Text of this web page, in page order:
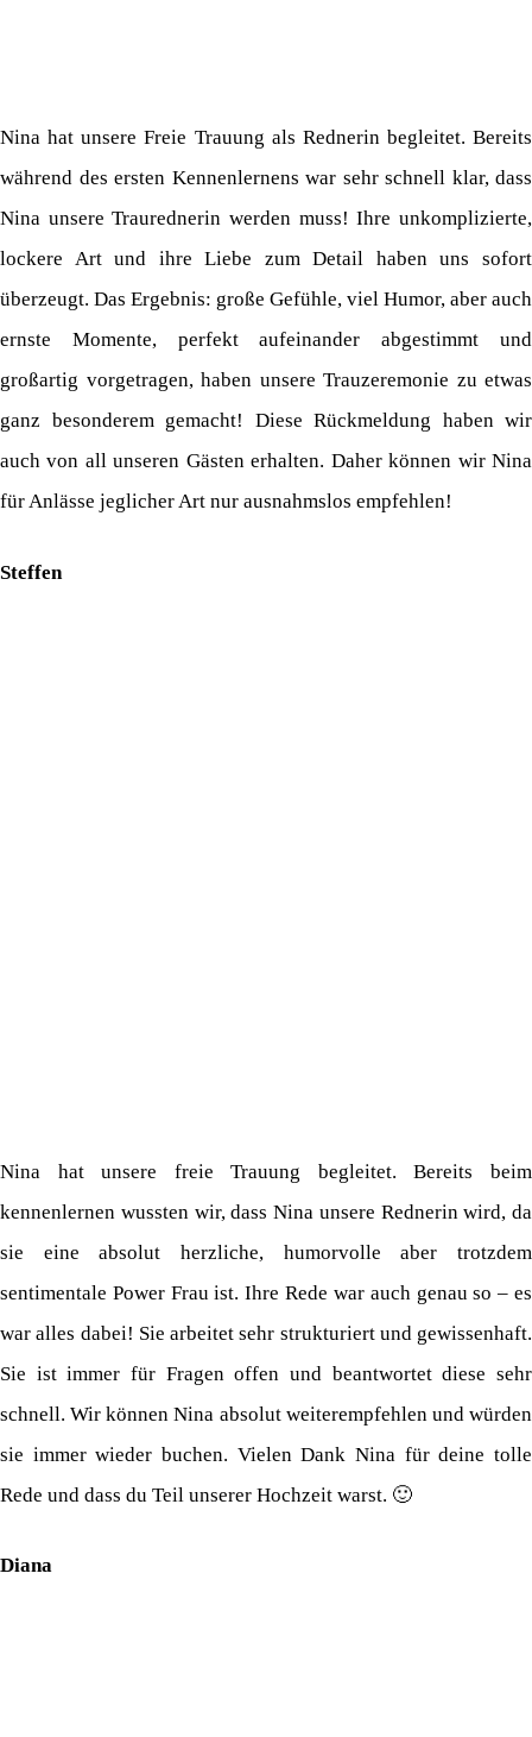
Nina hat unsere Freie Trauung als Rednerin begleitet. Bereits
während des ersten Kennenlernens war sehr schnell klar, dass
Nina unsere Traurednerin werden muss! Ihre unkomplizierte,
lockere Art und ihre Liebe zum Detail haben uns sofort
überzeugt. Das Ergebnis: große Gefühle, viel Humor, aber auch
ernste Momente, perfekt aufeinander abgestimmt und
großartig vorgetragen, haben unsere Trauzeremonie zu etwas
ganz besonderem gemacht! Diese Rückmeldung haben wir
auch von all unseren Gästen erhalten. Daher können wir Nina
für Anlässe jeglicher Art nur ausnahmslos empfehlen!
Steffen
Nina hat unsere freie Trauung begleitet. Bereits beim
kennenlernen wussten wir, dass Nina unsere Rednerin wird, da
sie eine absolut herzliche, humorvolle aber trotzdem
sentimentale Power Frau ist. Ihre Rede war auch genau so – es
war alles dabei! Sie arbeitet sehr strukturiert und gewissenhaft.
Sie ist immer für Fragen offen und beantwortet diese sehr
schnell. Wir können Nina absolut weiterempfehlen und würden
sie immer wieder buchen. Vielen Dank Nina für deine tolle
Rede und dass du Teil unserer Hochzeit warst. 🙂
Diana